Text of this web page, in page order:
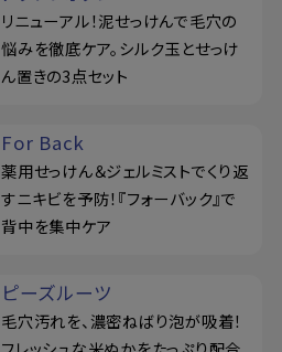
リニューアル！泥せっけんで毛穴の
悩みを徹底ケア。シルク玉とせっけ
ん置きの3点セット
For Back
薬用せっけん＆ジェルミストでくり返
すニキビを予防！『フォーバック』で
背中を集中ケア
ピーズルーツ
毛穴汚れを、濃密ねばり泡が吸着！